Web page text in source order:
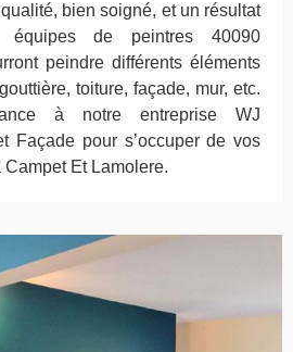
bien soigné, et un résultat
équipes de peintres 40090
peindre différents éléments
toiture, façade, mur, etc.
à notre entreprise WJ
Façade pour s’occuper de vos
Et Lamolere.